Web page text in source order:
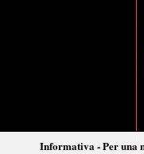
Informativa - Per una